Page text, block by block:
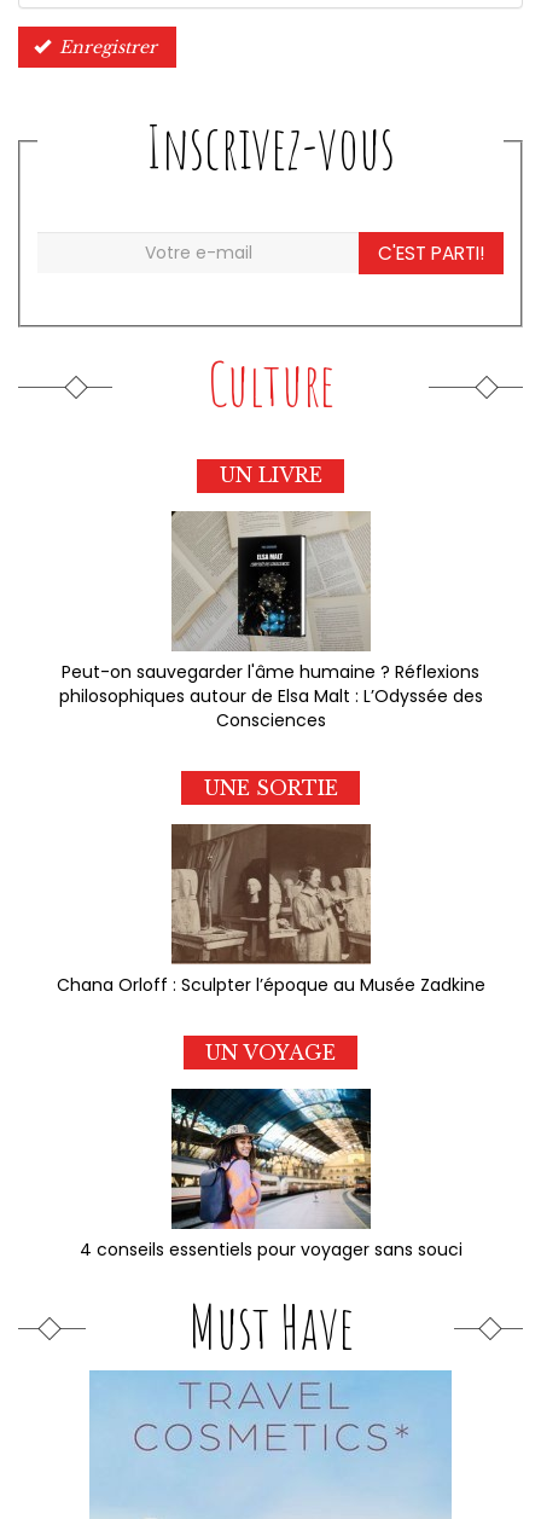
Enregistrer
Inscrivez-vous
C'EST PARTI!
Culture
UN LIVRE
Peut-on sauvegarder l'âme humaine ? Réflexions
philosophiques autour de Elsa Malt : L’Odyssée des
Consciences
UNE SORTIE
Chana Orloff : Sculpter l’époque au Musée Zadkine
UN VOYAGE
4 conseils essentiels pour voyager sans souci
Must Have